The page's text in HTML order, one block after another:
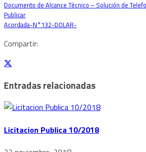
Documento de Alcance Técnico – Solución de
Publicar
Acordada-N°132-DOLAR-
Compartir:
Entradas relacionadas
Licitacion Publica 10/2018